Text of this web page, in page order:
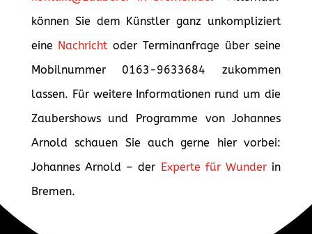
können Sie dem Künstler ganz unkompliziert
eine Nachricht oder Terminanfrage über seine
Mobilnummer 0163-9633684 zukommen
lassen. Für weitere Informationen rund um die
Zaubershows und Programme von Johannes
Arnold schauen Sie auch gerne hier vorbei:
Johannes Arnold – der Experte für Wunder in
Bremen.